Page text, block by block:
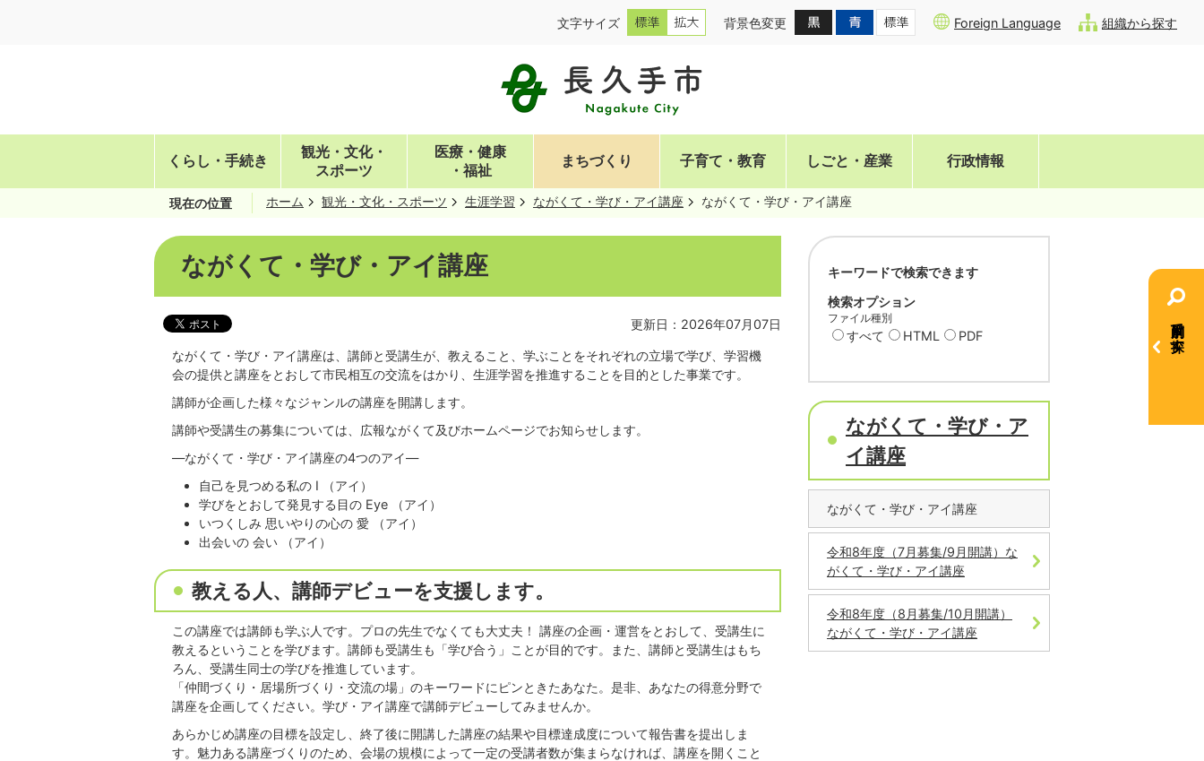
文字サイズ 背景色変更 Foreign Language 組織から探す
くらし・手続き
観光・文化・
スポーツ
医療・健康
・福祉
まちづくり 子育て・教育 しごと・産業 行政情報
目的別で探す
現在の位置 ホーム 観光・文化・スポーツ 生涯学習 ながくて・学び・アイ講座 ながくて・学び・アイ講座
ながくて・学び・アイ講座
更新日：2026年07月07日
ながくて・学び・アイ講座は、講師と受講生が、教えること、学ぶことをそれぞれの立場で学び、学習機
会の提供と講座をとおして市民相互の交流をはかり、生涯学習を推進することを目的とした事業です。
講師が企画した様々なジャンルの講座を開講します。
講師や受講生の募集については、広報ながくて及びホームページでお知らせします。
―ながくて・学び・アイ講座の4つのアイ―
自己を見つめる私の I （アイ）
学びをとおして発見する目の Eye （アイ）
いつくしみ 思いやりの心の 愛 （アイ）
出会いの 会い （アイ）
教える人、講師デビューを支援します。
この講座では講師も学ぶ人です。プロの先生でなくても大丈夫！ 講座の企画・運営をとおして、受講生に
教えるということを学びます。講師も受講生も「学び合う」ことが目的です。また、講師と受講生はもち
ろん、受講生同士の学びを推進しています。
「仲間づくり・居場所づくり・交流の場」のキーワードにピンときたあなた。是非、あなたの得意分野で
講座を企画してください。学び・アイ講座で講師デビューしてみませんか。
あらかじめ講座の目標を設定し、終了後に開講した講座の結果や目標達成度について報告書を提出しま
す。魅力ある講座づくりのため、会場の規模によって一定の受講者数が集まらなければ、講座を開くこと
キーワードで検索できます
検索オプション
ファイル種別
すべて HTML PDF
ながくて・学び・ア
イ講座
ながくて・学び・アイ講座
令和8年度（7月募集/9月開講）な
がくて・学び・アイ講座
令和8年度（8月募集/10月開講）
ながくて・学び・アイ講座